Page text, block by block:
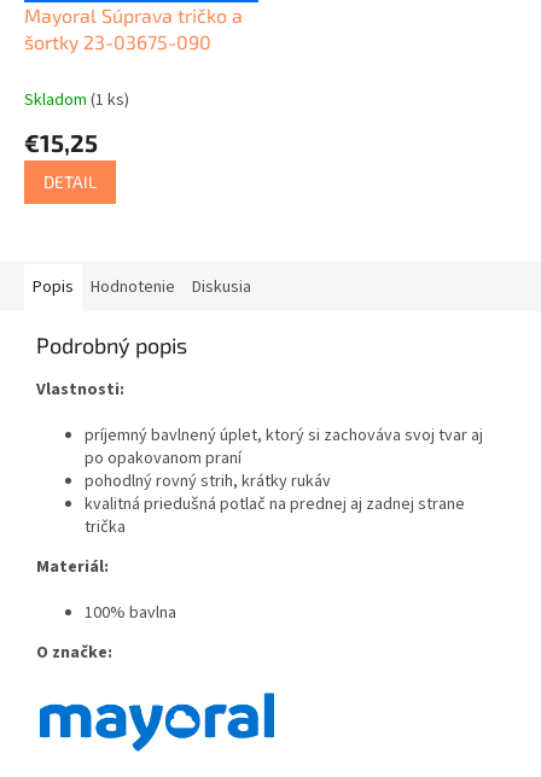
Mayoral Súprava tričko a
šortky 23-03675-090
Skladom (1 ks)
€15,25
DETAIL
Popis Hodnotenie Diskusia
Podrobný popis
Vlastnosti:
príjemný bavlnený úplet, ktorý si zachováva svoj tvar aj
po opakovanom praní
pohodlný rovný strih, krátky rukáv
kvalitná priedušná potlač na prednej aj zadnej strane
trička
Materiál:
100% bavlna
O značke: